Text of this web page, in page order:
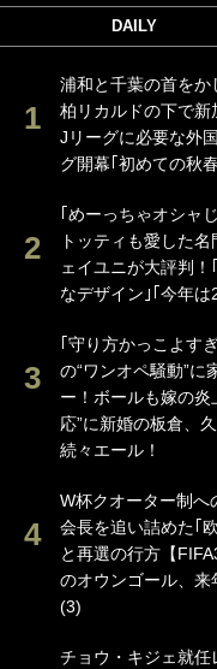
DAILY
浦和と千葉の首をか
柏リカルドの下で新
Jリーグに必要な外
グ開幕｢初めての秋
｢めーっちゃオシャ
トッティも愛した
ェイユニが大評判！
なデザイン｣｢今年は
｢守り方かっこよす
の“ワンオペ騒動”に
ー！ボールも嫁の炎
応”に新婚の板倉、
続々エール！
W杯クオーター制へ
会長を追い詰めた｢
と再選の行方【
のオウンゴール、来
(3)
チョウ・キジェ就任